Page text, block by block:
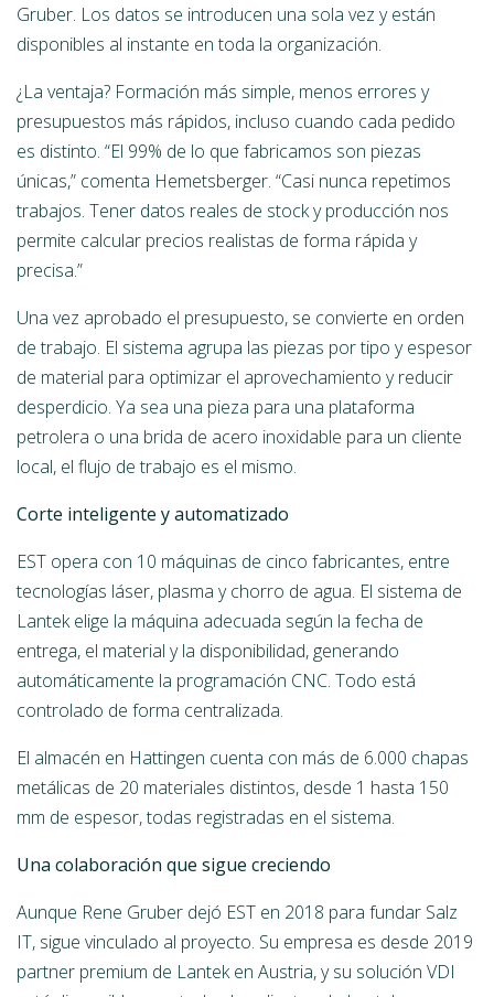
Gruber. Los datos se introducen una sola vez y están
disponibles al instante en toda la organización.
¿La ventaja? Formación más simple, menos errores y
presupuestos más rápidos, incluso cuando cada pedido
es distinto. “El 99% de lo que fabricamos son piezas
únicas,” comenta Hemetsberger. “Casi nunca repetimos
trabajos. Tener datos reales de stock y producción nos
permite calcular precios realistas de forma rápida y
precisa.”
Una vez aprobado el presupuesto, se convierte en orden
de trabajo. El sistema agrupa las piezas por tipo y espesor
de material para optimizar el aprovechamiento y reducir
desperdicio. Ya sea una pieza para una plataforma
petrolera o una brida de acero inoxidable para un cliente
local, el flujo de trabajo es el mismo.
Corte inteligente y automatizado
EST opera con 10 máquinas de cinco fabricantes, entre
tecnologías láser, plasma y chorro de agua. El sistema de
Lantek elige la máquina adecuada según la fecha de
entrega, el material y la disponibilidad, generando
automáticamente la programación CNC. Todo está
controlado de forma centralizada.
El almacén en Hattingen cuenta con más de 6.000 chapas
metálicas de 20 materiales distintos, desde 1 hasta 150
mm de espesor, todas registradas en el sistema.
Una colaboración que sigue creciendo
Aunque Rene Gruber dejó EST en 2018 para fundar Salz
IT, sigue vinculado al proyecto. Su empresa es desde 2019
partner premium de Lantek en Austria, y su solución VDI